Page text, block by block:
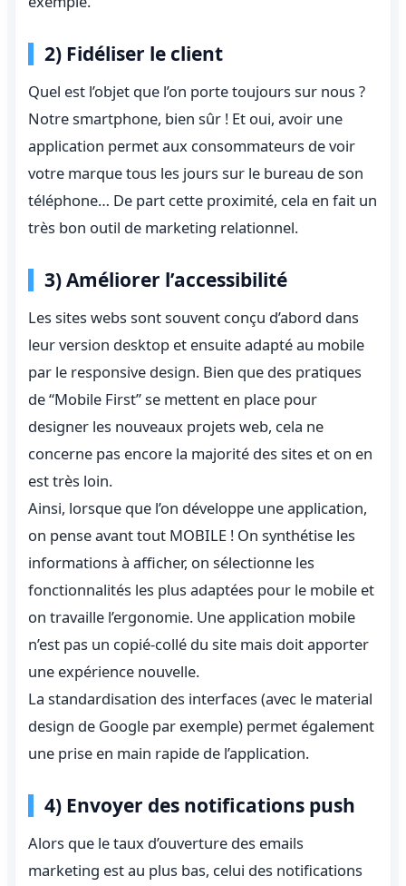
2) Fidéliser le client
Quel est l’objet que l’on porte toujours sur nous ?
Notre smartphone, bien sûr ! Et oui, avoir une
application permet aux consommateurs de voir
votre marque tous les jours sur le bureau de son
téléphone… De part cette proximité, cela en fait un
très bon outil de marketing relationnel.
3) Améliorer l’accessibilité
Les sites webs sont souvent conçu d’abord dans
leur version desktop et ensuite adapté au mobile
par le responsive design. Bien que des pratiques
de “Mobile First” se mettent en place pour
designer les nouveaux projets web, cela ne
concerne pas encore la majorité des sites et on en
est très loin.
Ainsi, lorsque que l’on développe une application,
on pense avant tout MOBILE ! On synthétise les
informations à afficher, on sélectionne les
fonctionnalités les plus adaptées pour le mobile et
on travaille l’ergonomie. Une application mobile
n’est pas un copié-collé du site mais doit apporter
une expérience nouvelle.
La standardisation des interfaces (avec le material
design de Google par exemple) permet également
une prise en main rapide de l’application.
4) Envoyer des notifications push
Alors que le taux d’ouverture des emails
marketing est au plus bas, celui des notifications